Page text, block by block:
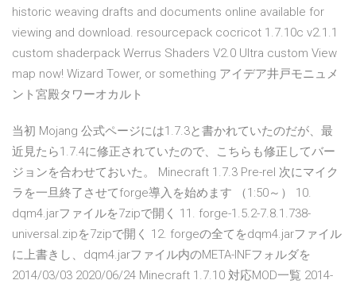
historic weaving drafts and documents online available for
viewing and download. resourcepack cocricot 1.7.10c v2.1.1
custom shaderpack Werrus Shaders V2.0 Ultra custom View
map now! Wizard Tower, or something アイデア井戸モニュメ
ント宮殿タワーオカルト
当初 Mojang 公式ページには1.7.3と書かれていたのだが、最
近見たら1.7.4に修正されていたので、こちらも修正してバー
ジョンを合わせておいた。 Minecraft 1.7.3 Pre-rel 次にマイク
ラを一旦終了させてforge導入を始めます （1:50～） 10.
dqm4.jarファイルを7zipで開く 11. forge-1.5.2-7.8.1.738-
universal.zipを7zipで開く 12. forgeの全てをdqm4.jarファイル
に上書きし、dqm4.jarファイル内のMETA-INFフォルダを
2014/03/03 2020/06/24 Minecraft 1.7.10 対応MOD一覧 2014-